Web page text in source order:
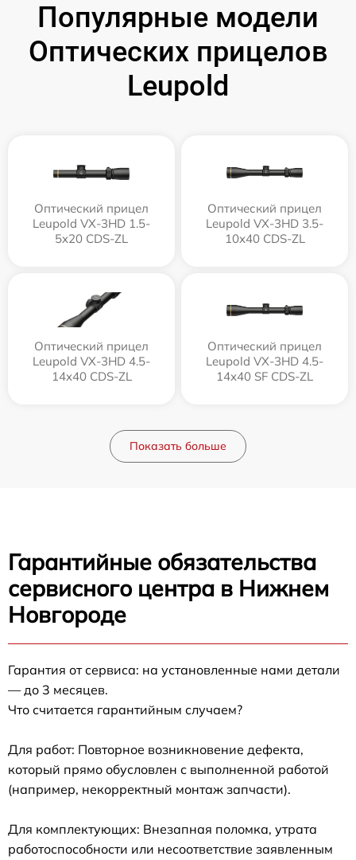
Популярные модели
Оптических прицелов
Leupold
Оптический прицел
Leupold VX-3HD 1.5-
5x20 CDS-ZL
Оптический прицел
Leupold VX-3HD 3.5-
10x40 CDS-ZL
Оптический прицел
Leupold VX-3HD 4.5-
14x40 CDS-ZL
Оптический прицел
Leupold VX-3HD 4.5-
14x40 SF CDS-ZL
Показать больше
Гарантийные обязательства
сервисного центра в Нижнем
Новгороде
Гарантия от сервиса: на установленные нами детали
— до 3 месяцев.
Что считается гарантийным случаем?
Для работ: Повторное возникновение дефекта,
который прямо обусловлен с выполненной работой
(например, некорректный монтаж запчасти).
Для комплектующих: Внезапная поломка, утрата
работоспособности или несоответствие заявленным